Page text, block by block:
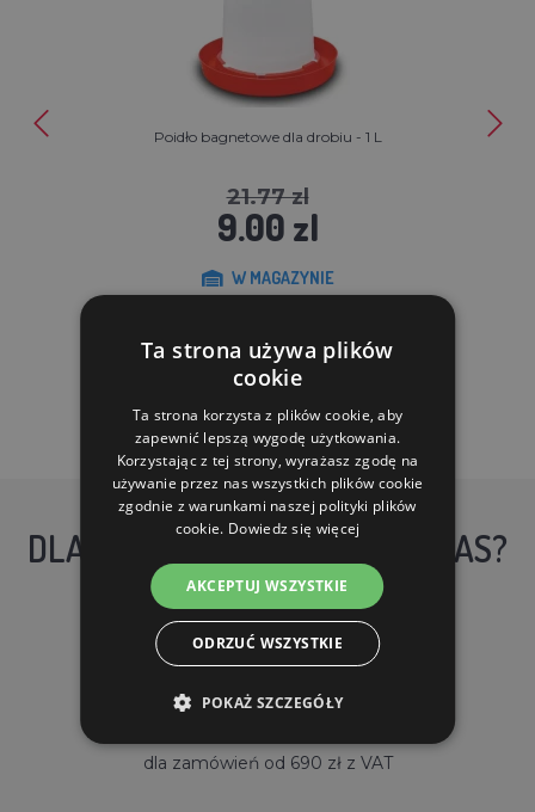
Poidło bagnetowe dla drobiu - 1 L
21.77 zl
9.00 zl
W MAGAZYNIE
DLACZEGO WARTO KUPIĆ U NAS?
dla zamówień od 690 zł z VAT
Ta strona używa plików
cookie
Ta strona korzysta z plików cookie, aby
zapewnić lepszą wygodę użytkowania.
Korzystając z tej strony, wyrażasz zgodę na
używanie przez nas wszystkich plików cookie
zgodnie z warunkami naszej polityki plików
cookie. Dowiedz się więcej
AKCEPTUJ WSZYSTKIE
ODRZUĆ WSZYSTKIE
POKAŻ SZCZEGÓŁY